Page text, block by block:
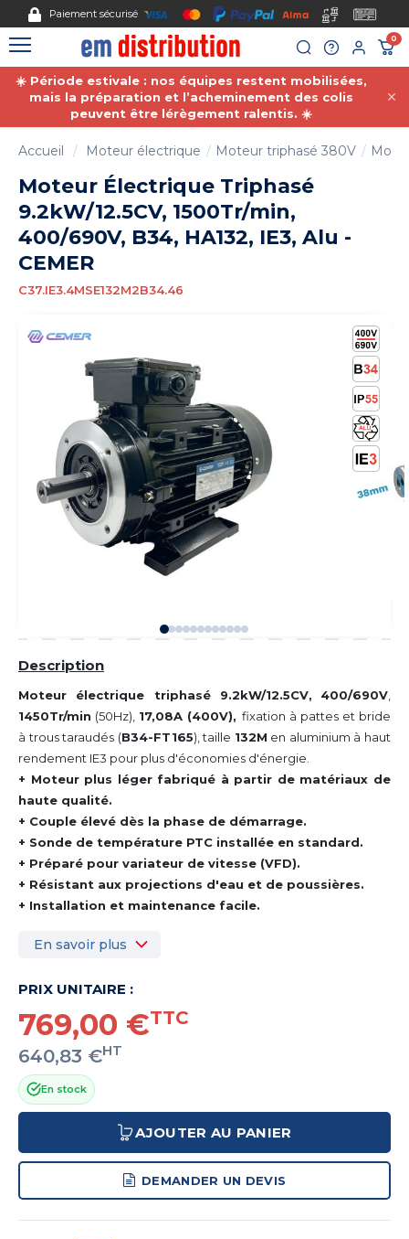
Nous acceptons le paiement par mandat administratif.
0
☀️ Période estivale : nos équipes restent mobilisées,
mais la préparation et l’acheminement des colis
peuvent être lérègement ralentis. ☀️
Accueil Moteur électrique Moteur triphasé 380V
Moteur Électrique Triphasé
9.2kW/12.5CV, 1500Tr/min,
400/690V, B34, HA132, IE3, Alu -
CEMER
C37.IE3.4MSE132M2B34.46
Description
Moteur électrique triphasé 9.2kW/12.5CV, 400/690V
1450Tr/min (50Hz), 17,08A (400V), fixation à pattes et bride
à trous taraudés (B34-FT165), taille 132M en aluminium à haut
rendement IE3 pour plus d'économies d'énergie.
+ Moteur plus léger fabriqué à partir de matériaux de
haute qualité.
+ Couple élevé dès la phase de démarrage.
+ Sonde de température PTC installée en standard.
+ Préparé pour variateur de vitesse (VFD).
+ Résistant aux projections d'eau et de poussières.
+ Installation et maintenance facile.
En savoir plus
PRIX UNITAIRE :
769,00 €TTC
640,83 €HT
En stock
AJOUTER AU PANIER
DEMANDER UN DEVIS
Gestion des cookies